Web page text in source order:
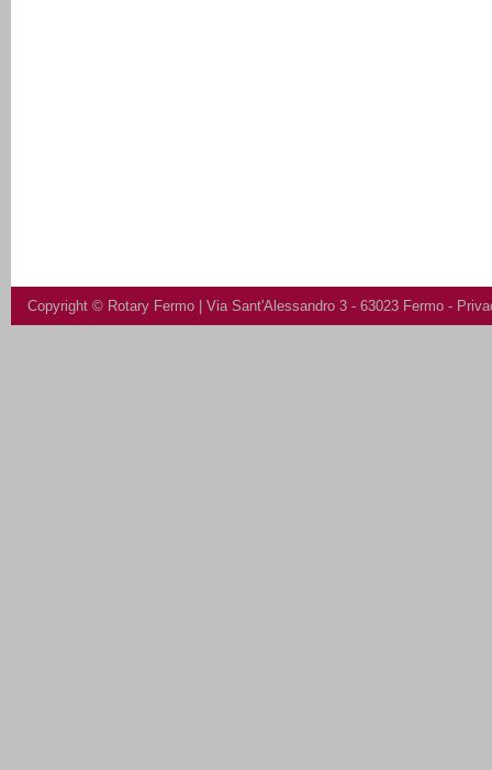
Copyright © Rotary Fermo | Via Sant'Alessandro 3 - 63023 Fermo -